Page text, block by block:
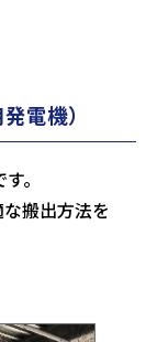
電機）
。
搬出方法を